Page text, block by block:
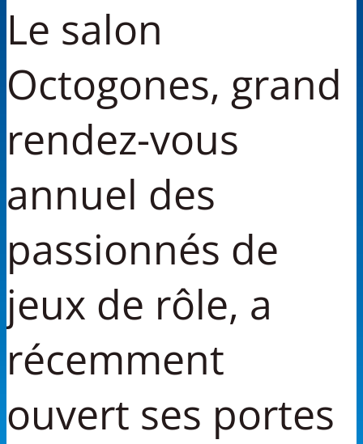
Le salon
Octogones, grand
rendez-vous
annuel des
passionnés de
jeux de rôle, a
récemment
ouvert ses portes